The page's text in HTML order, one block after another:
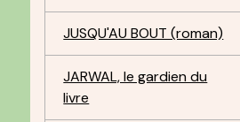
JUSQU'AU BOUT (roman)
JARWAL, le gardien du
livre